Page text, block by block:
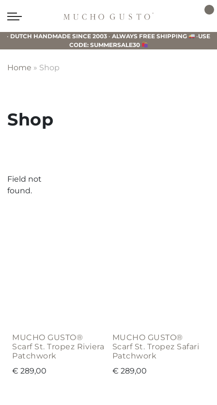
to
navigation
to
content
to
Gusto
• DUTCH HANDMADE SINCE 2003 • ALWAYS FREE SHIPPING •USE
CODE: SUMMERSALE30
Home » Shop
Shop
Field not
found.
MUCHO GUSTO®
Scarf St. Tropez Riviera
Patchwork
€ 289,00
MUCHO GUSTO®
Scarf St. Tropez Safari
Patchwork
€ 289,00